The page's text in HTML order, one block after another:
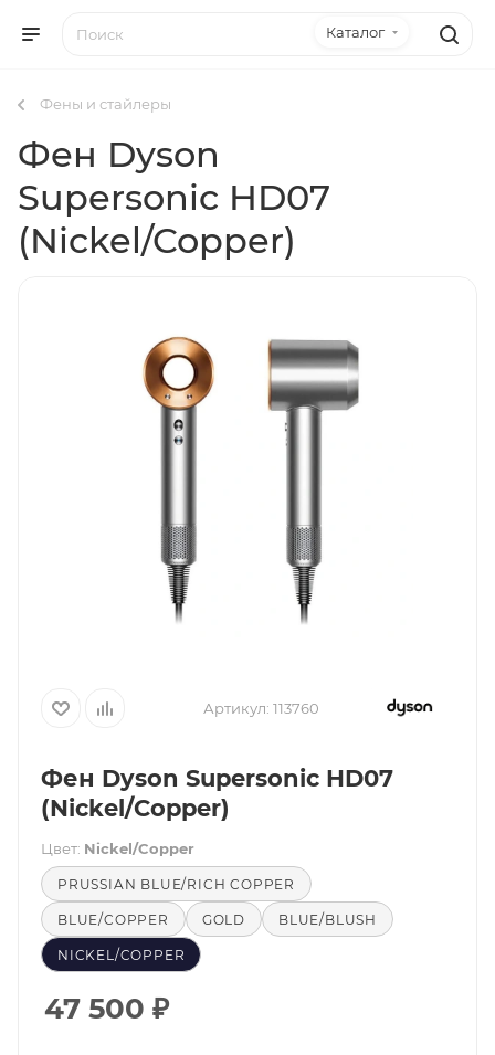
Каталог
Фены и стайлеры
Фен Dyson
Supersonic HD07
(Nickel/Copper)
Артикул: 113760
Фен Dyson Supersonic HD07
(Nickel/Copper)
Цвет: Nickel/Copper
PRUSSIAN BLUE/RICH COPPER
BLUE/COPPER GOLD BLUE/BLUSH
NICKEL/COPPER
47 500 ₽